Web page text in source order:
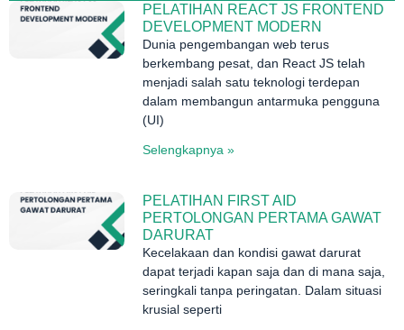
PELATIHAN REACT JS FRONTEND
DEVELOPMENT MODERN
Dunia pengembangan web terus
berkembang pesat, dan React JS telah
menjadi salah satu teknologi terdepan
dalam membangun antarmuka pengguna
(UI)
Selengkapnya »
PELATIHAN FIRST AID
PERTOLONGAN PERTAMA GAWAT
DARURAT
Kecelakaan dan kondisi gawat darurat
dapat terjadi kapan saja dan di mana saja,
seringkali tanpa peringatan. Dalam situasi
krusial seperti